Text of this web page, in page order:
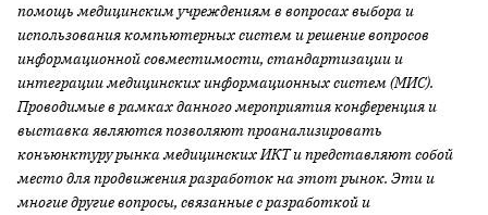
помощь медицинским учреждениям в вопросах выбора и
использования компьютерных систем и решение вопросов
информационной совместимости, стандартизации и
интеграции медицинских информационных систем (МИС).
Проводимые в рамках данного мероприятия конференция и
выставка являются позволяют проанализировать
конъюнктуру рынка медицинских ИКТ и представляют собой
место для продвижения разработок на этот рынок. Эти и
многие другие вопросы, связанные с разработкой и